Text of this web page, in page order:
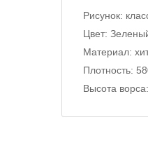
Рисунок:
Цвет:
Материал:
Плотность:
Высота ворса: